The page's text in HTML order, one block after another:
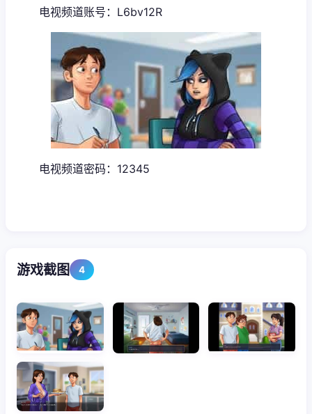
电视频道账号：L6bv12R
电视频道密码：12345
游戏截图 4